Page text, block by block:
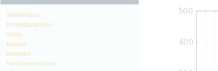
Temperatura
Precipitação total
Vento
Nuvens
Nevoeiro
Humidade relativa